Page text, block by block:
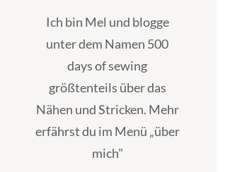
Ich bin Mel und blogge
unter dem Namen 500
days of sewing
größtenteils über das
Nähen und Stricken. Mehr
erfährst du im Menü „über
mich"